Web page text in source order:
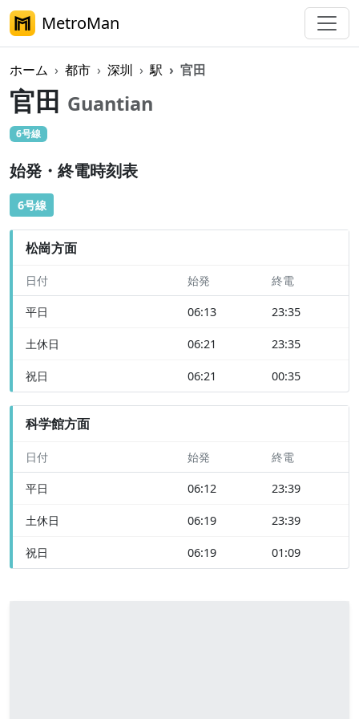
MetroMan
ホーム 都市 深圳 駅 官田
官田 Guantian
6号線
始発・終電時刻表
6号線
松崗方面
日付 始発 終電
平日 06:13 23:35
土休日 06:21 23:35
祝日 06:21 00:35
科学館方面
日付 始発 終電
平日 06:12 23:39
土休日 06:19 23:39
祝日 06:19 01:09